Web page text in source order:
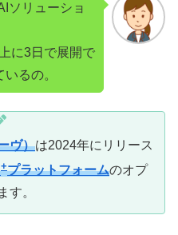
ソリューショ
に3日で展開で
るの。
ヴ）は2024年にリリース
+プラットフォームのオプ
す。